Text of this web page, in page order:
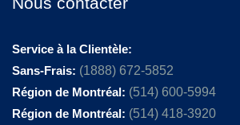
Service à la Clientèle:
Sans-Frais: (1888) 672-5852
Région de Montréal: (514) 600-5994
Région de Montréal: (514) 418-3920